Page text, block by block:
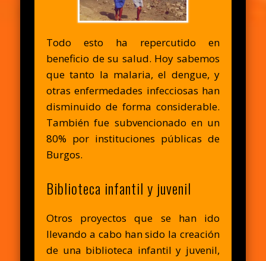
Todo esto ha repercutido en
beneficio de su salud. Hoy sabemos
que tanto la malaria, el dengue, y
otras enfermedades infecciosas han
disminuido de forma considerable.
También fue subvencionado en un
80% por instituciones públicas de
Burgos.
Biblioteca infantil y juvenil
Otros proyectos que se han ido
llevando a cabo han sido la creación
de una biblioteca infantil y juvenil,